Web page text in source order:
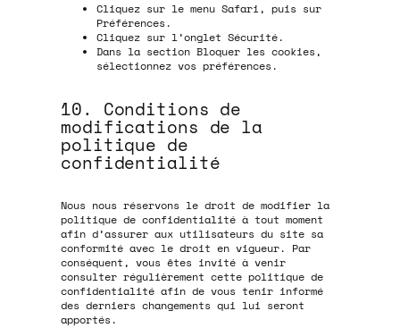
Cliquez sur le menu Safari, puis sur
Préférences.
Cliquez sur l’onglet Sécurité.
Dans la section Bloquer les cookies,
sélectionnez vos préférences.
10. Conditions de
modifications de la
politique de
confidentialité
Nous nous réservons le droit de modifier la
politique de confidentialité à tout moment
afin d’assurer aux utilisateurs du site sa
conformité avec le droit en vigueur. Par
conséquent, vous êtes invité à venir
consulter régulièrement cette politique de
confidentialité afin de vous tenir informé
des derniers changements qui lui seront
apportés.